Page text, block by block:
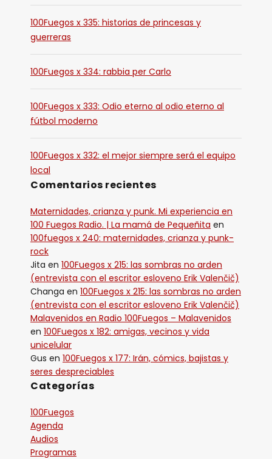
o
100Fuegos x 335: historias de princesas y
guerreras
100Fuegos x 334: rabbia per Carlo
100Fuegos x 333: Odio eterno al odio eterno al
fútbol moderno
100Fuegos x 332: el mejor siempre será el equipo
local
Comentarios recientes
Maternidades, crianza y punk. Mi experiencia en
100 Fuegos Radio. | La mamá de Pequeñita en
100fuegos x 240: maternidades, crianza y punk-
rock
Jita en 100Fuegos x 215: las sombras no arden
(entrevista con el escritor esloveno Erik Valenčič)
Changa en 100Fuegos x 215: las sombras no arden
(entrevista con el escritor esloveno Erik Valenčič)
Malavenidos en Radio 100Fuegos – Malavenidos
en 100Fuegos x 182: amigas, vecinos y vida
unicelular
Gus en 100Fuegos x 177: Irán, cómics, bajistas y
seres despreciables
Categorías
100Fuegos
Agenda
Audios
Programas